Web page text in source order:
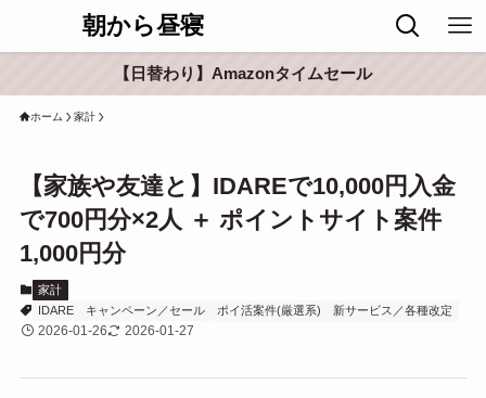
朝から昼寝
【日替わり】Amazonタイムセール
ホーム 家計
【家族や友達と】IDAREで10,000円入金
で700円分×2人 ＋ ポイントサイト案件
1,000円分
家計
IDARE
キャンペーン／セール ポイ活案件(厳選系) 新サービス／各種改定
2026-01-26 2026-01-27